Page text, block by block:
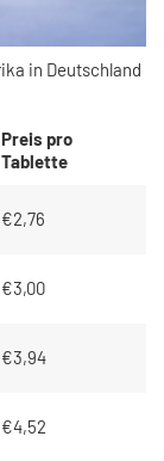
in Deutschland
Preis pro
Tablette
€2,76
€3,00
€3,94
€4,52